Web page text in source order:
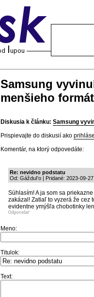
Samsung
menšieho
Diskusia k článku: Samsung
Prispievajte do diskusií ako
Komentár, na ktorý odpovedáte:
Re: nevidno podstatu
Od: GážduI'o | Pridané: 2023-09-
Súhlasím! A ja som sa
zakázal! Zatiaľ to vyzerá že cez
evidentne ymýšľa chobotinky
Odpovedať
Meno:
Titulok:
Text: